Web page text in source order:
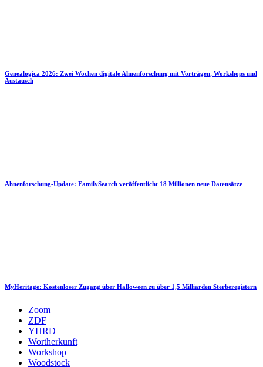
Genealogica 2026: Zwei Wochen digitale Ahnenforschung mit Vorträgen, Workshops und
Austausch
Ahnenforschung-Update: FamilySearch veröffentlicht 18 Millionen neue Datensätze
MyHeritage: Kostenloser Zugang über Halloween zu über 1,5 Milliarden Sterberegistern
Zoom
ZDF
YHRD
Wortherkunft
Workshop
Woodstock